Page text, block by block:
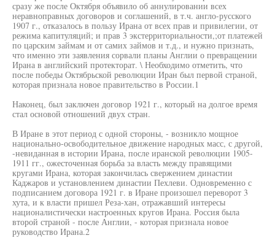
сразу же после Октября объявило об аннулировании всех
неравноправных договоров и соглашений, в т.ч. англо-русского
1907 г., отказалось в пользу Ирана от всех прав и привилегии, от
режима капитуляций; и прав 3 экстерриториальности,;от платежей
по царским займам и от самих займов и т.д., и нужно признать,
что именно эти заявления сорвали планы Англии о превращении
Ирана в английский протекторат. \ Необходимо отметить, что
после победы Октябрьской революции Иран был первой страной,
которая признала новое правительство в России.1
Наконец, был заключен договор 1921 г., который на долгое время
стал основой отношений двух стран.
В Иране в этот период с одной стороны, - возникло мощное
национально-освободительное движение народных масс, с другой,
-невиданная в истории Ирана, после иранской революции 1905-
1911 гг., ожесточенная борьба за власть между правящими
кругами Ирана, которая закончилась свержением династии
Каджаров и установлением династии Пехлеви. Одновременно с
подписанием договора 1921 г. в Иране произошел переворот 3
хута, и к власти пришел Реза-хан, отражавший интересы
националистически настроенных кругов Ирана. Россия была
второй страной - после Англии, - которая признала новое
руководство Ирана.2